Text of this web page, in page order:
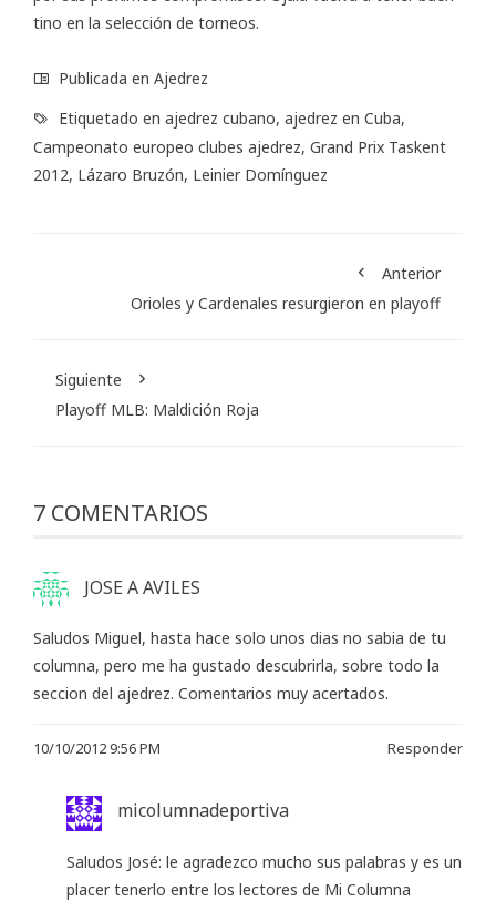
tino en la selección de torneos.
Publicada en Ajedrez
Etiquetado en ajedrez cubano, ajedrez en Cuba,
Campeonato europeo clubes ajedrez, Grand Prix Taskent
2012, Lázaro Bruzón, Leinier Domínguez
Anterior
Orioles y Cardenales resurgieron en playoff
Siguiente
Playoff MLB: Maldición Roja
7 COMENTARIOS
JOSE A AVILES
Saludos Miguel, hasta hace solo unos dias no sabia de tu
columna, pero me ha gustado descubrirla, sobre todo la
seccion del ajedrez. Comentarios muy acertados.
10/10/2012 9:56 PM Responder
micolumnadeportiva
Saludos José: le agradezco mucho sus palabras y es un
placer tenerlo entre los lectores de Mi Columna